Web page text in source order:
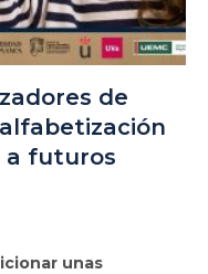
de
a futuros
unas